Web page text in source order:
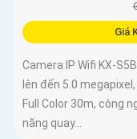
Giá
Camera IP Wifi KX-
lên đến 5.0
Full Color 30m, công
năng quay...